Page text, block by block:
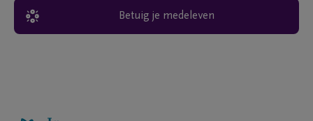
Betuig je medeleven